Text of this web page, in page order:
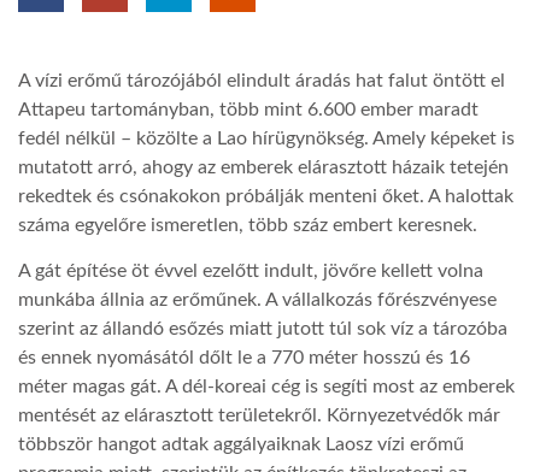
LATIMO.HU
GLOBOBOOK
A vízi erőmű tározójából elindult áradás hat falut öntött el
Attapeu tartományban, több mint 6.600 ember maradt
fedél nélkül – közölte a Lao hírügynökség. Amely képeket is
mutatott arró, ahogy az emberek elárasztott házaik tetején
rekedtek és csónakokon próbálják menteni őket. A halottak
száma egyelőre ismeretlen, több száz embert keresnek.
A gát építése öt évvel ezelőtt indult, jövőre kellett volna
munkába állnia az erőműnek. A vállalkozás főrészvényese
szerint az állandó esőzés miatt jutott túl sok víz a tározóba
és ennek nyomásától dőlt le a 770 méter hosszú és 16
méter magas gát. A dél-koreai cég is segíti most az emberek
mentését az elárasztott területekről. Környezetvédők már
többször hangot adtak aggályaiknak Laosz vízi erőmű